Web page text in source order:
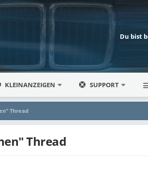
Du bist
KLEINANZEIGEN SUPPORT
Thread
Thread